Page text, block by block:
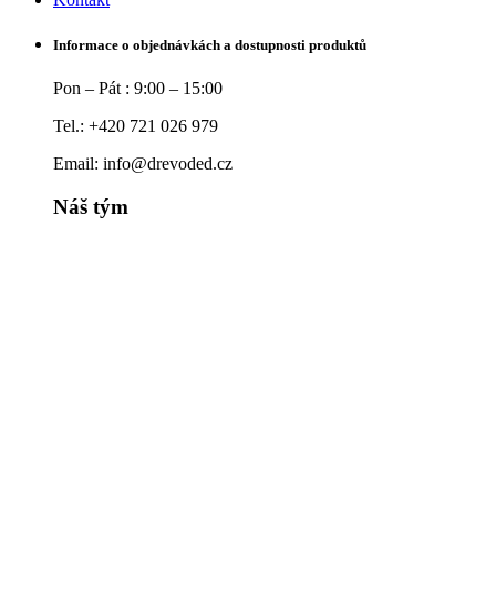
Informace o objednávkách a dostupnosti produktů
Pon – Pát : 9:00 – 15:00
Tel.: +420 721 026 979
Email: info@drevoded.cz
Náš tým